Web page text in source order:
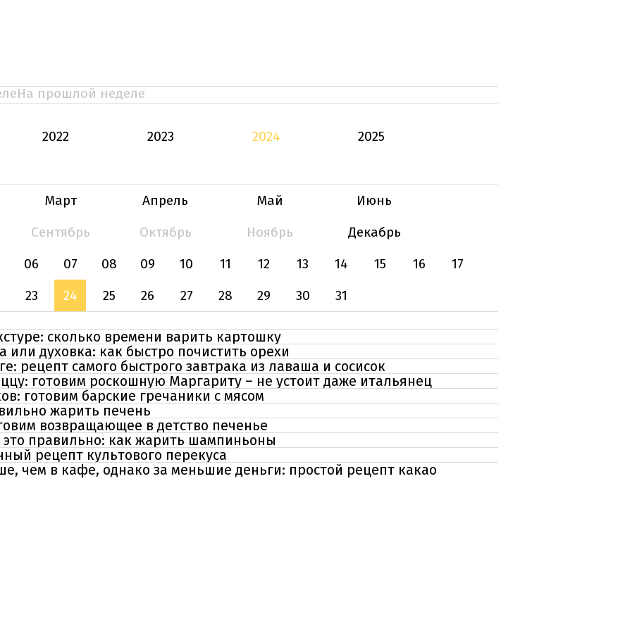
На прошлой неделе
2022 2023 2024
2025
Март Апрель Май
Июнь
Сентябрь Октябрь Ноябрь
Декабрь
06 07 08 09 10 11 12 13 14 15 16
17
23 24 25 26 27 28 29 30 31
сколько времени варить картошку
или духовка: как быстро почистить орехи
рецепт самого быстрого завтрака из лаваша и сосисок
готовим роскошную Маргариту – не устоит даже итальянец
готовим барские гречаники с мясом
жарить печень
возвращающее в детство печенье
правильно: как жарить шампиньоны
рецепт культового перекуса
чем в кафе, однако за меньшие деньги: простой рецепт какао